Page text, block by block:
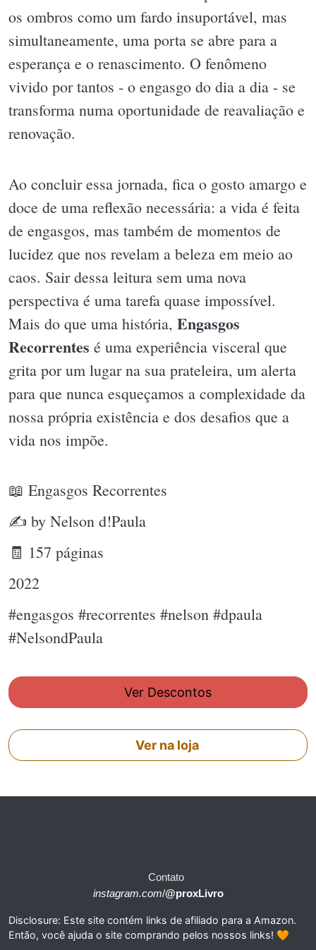
os ombros como um fardo insuportável, mas
simultaneamente, uma porta se abre para a
esperança e o renascimento. O fenômeno
vivido por tantos - o engasgo do dia a dia - se
transforma numa oportunidade de reavaliação e
renovação.
Ao concluir essa jornada, fica o gosto amargo e
doce de uma reflexão necessária: a vida é feita
de engasgos, mas também de momentos de
lucidez que nos revelam a beleza em meio ao
caos. Sair dessa leitura sem uma nova
perspectiva é uma tarefa quase impossível.
Mais do que uma história, Engasgos
Recorrentes é uma experiência visceral que
grita por um lugar na sua prateleira, um alerta
para que nunca esqueçamos a complexidade da
nossa própria existência e dos desafios que a
vida nos impõe.
📖 Engasgos Recorrentes
✍ by Nelson d!Paula
🧾 157 páginas
2022
#engasgos #recorrentes #nelson #dpaula
#NelsondPaula
Ver Descontos
Ver na loja
Contato
instagram.com/@proxLivro
Disclosure: Este site contém links de afiliado para a Amazon.
Então, você ajuda o site comprando pelos nossos links! 🧡